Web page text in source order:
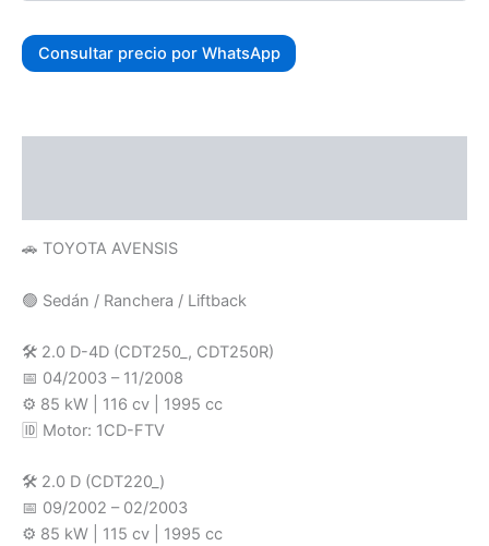
Consultar precio por WhatsApp
🚗 TOYOTA AVENSIS
🟢 Sedán / Ranchera / Liftback
🛠️ 2.0 D-4D (CDT250_, CDT250R)
📅 04/2003 – 11/2008
⚙️ 85 kW | 116 cv | 1995 cc
🆔 Motor: 1CD-FTV
🛠️ 2.0 D (CDT220_)
📅 09/2002 – 02/2003
⚙️ 85 kW | 115 cv | 1995 cc